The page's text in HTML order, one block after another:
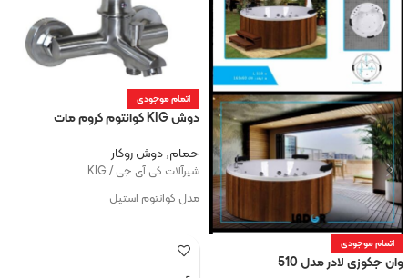
اتمام موجودی
وان جکوزی لادر مدل 510
اتمام موجودی
دوش KIG کوانتوم کروم مات
حمام,دوش روکار
شیرآلات کی آی جی / KIG
مدل کوانتوم استیل